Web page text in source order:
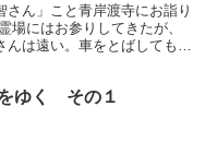
ん」こと青岸渡寺にお詣り
場にはお参りしてきたが、
は遠い。車をとばしても、
ゆく その１